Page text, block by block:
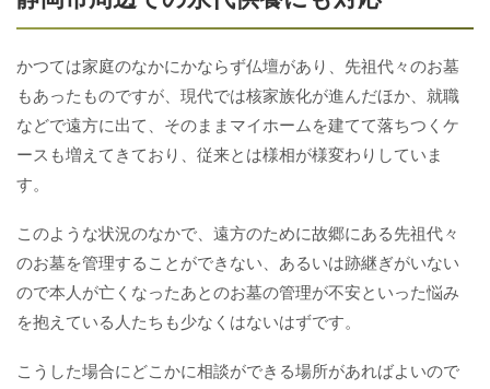
かつては家庭のなかにかならず仏壇があり、先祖代々のお墓
もあったものですが、現代では核家族化が進んだほか、就職
などで遠方に出て、そのままマイホームを建てて落ちつくケ
ースも増えてきており、従来とは様相が様変わりしていま
す。
このような状況のなかで、遠方のために故郷にある先祖代々
のお墓を管理することができない、あるいは跡継ぎがいない
ので本人が亡くなったあとのお墓の管理が不安といった悩み
を抱えている人たちも少なくはないはずです。
こうした場合にどこかに相談ができる場所があればよいので